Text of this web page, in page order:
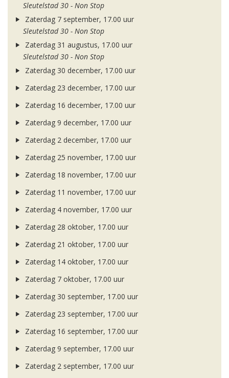
Sleutelstad 30 - Non Stop
Zaterdag 7 september, 17.00 uur
Sleutelstad 30 - Non Stop
Zaterdag 31 augustus, 17.00 uur
Sleutelstad 30 - Non Stop
Zaterdag 30 december, 17.00 uur
Zaterdag 23 december, 17.00 uur
Zaterdag 16 december, 17.00 uur
Zaterdag 9 december, 17.00 uur
Zaterdag 2 december, 17.00 uur
Zaterdag 25 november, 17.00 uur
Zaterdag 18 november, 17.00 uur
Zaterdag 11 november, 17.00 uur
Zaterdag 4 november, 17.00 uur
Zaterdag 28 oktober, 17.00 uur
Zaterdag 21 oktober, 17.00 uur
Zaterdag 14 oktober, 17.00 uur
Zaterdag 7 oktober, 17.00 uur
Zaterdag 30 september, 17.00 uur
Zaterdag 23 september, 17.00 uur
Zaterdag 16 september, 17.00 uur
Zaterdag 9 september, 17.00 uur
Zaterdag 2 september, 17.00 uur